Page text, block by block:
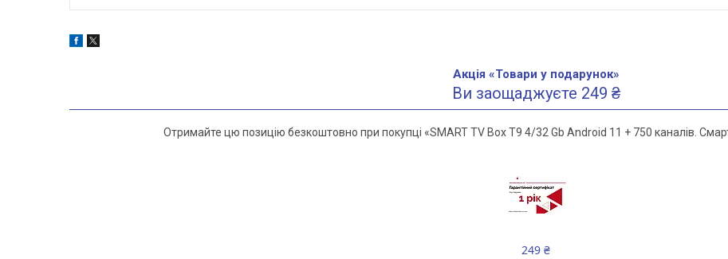
Акція «Товари у подарунок»
Ви заощаджуєте 249 ₴
Отримайте цю позицію безкоштовно при покупці «SMART TV Box T9 4/32 Gb Android 11 + 750 каналів.
249 ₴